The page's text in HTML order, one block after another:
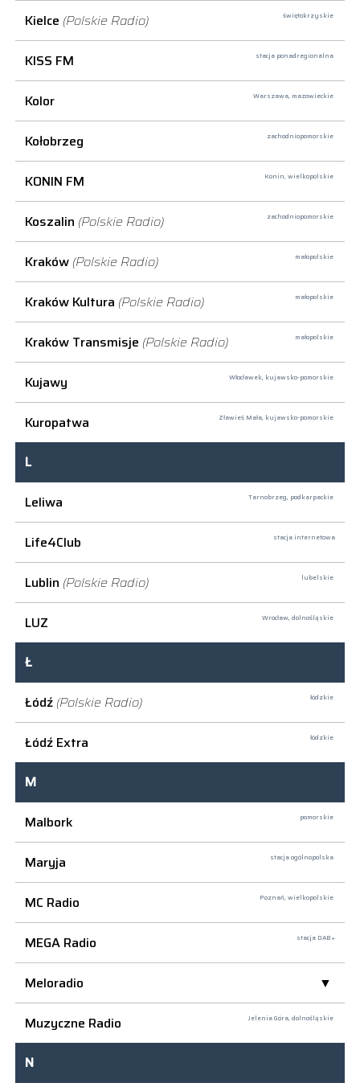
Kielce (Polskie Radio) świętokrzyskie
KISS FM stacja ponadregionalna
Kolor Warszawa, mazowieckie
Kołobrzeg zachodniopomorskie
KONIN FM Konin, wielkopolskie
Koszalin (Polskie Radio) zachodniopomorskie
Kraków (Polskie Radio) małopolskie
Kraków Kultura (Polskie Radio) małopolskie
Kraków Transmisje (Polskie Radio) małopolskie
Kujawy Włocławek, kujawsko-pomorskie
Kuropatwa Zławieś Mała, kujawsko-pomorskie
L
Leliwa
Tarnobrzeg, podkarpackie
Life4Club stacja internetowa
Lublin (Polskie Radio) lubelskie
LUZ Wrocław, dolnośląskie
Ł
Łódź (Polskie Radio) łódzkie
Łódź Extra łódzkie
M
Malbork
pomorskie
Maryja stacja ogólnopolska
MC Radio Poznań, wielkopolskie
MEGA Radio stacja DAB+
Meloradio
Muzyczne Radio
Jelenia Góra, dolnośląskie
N